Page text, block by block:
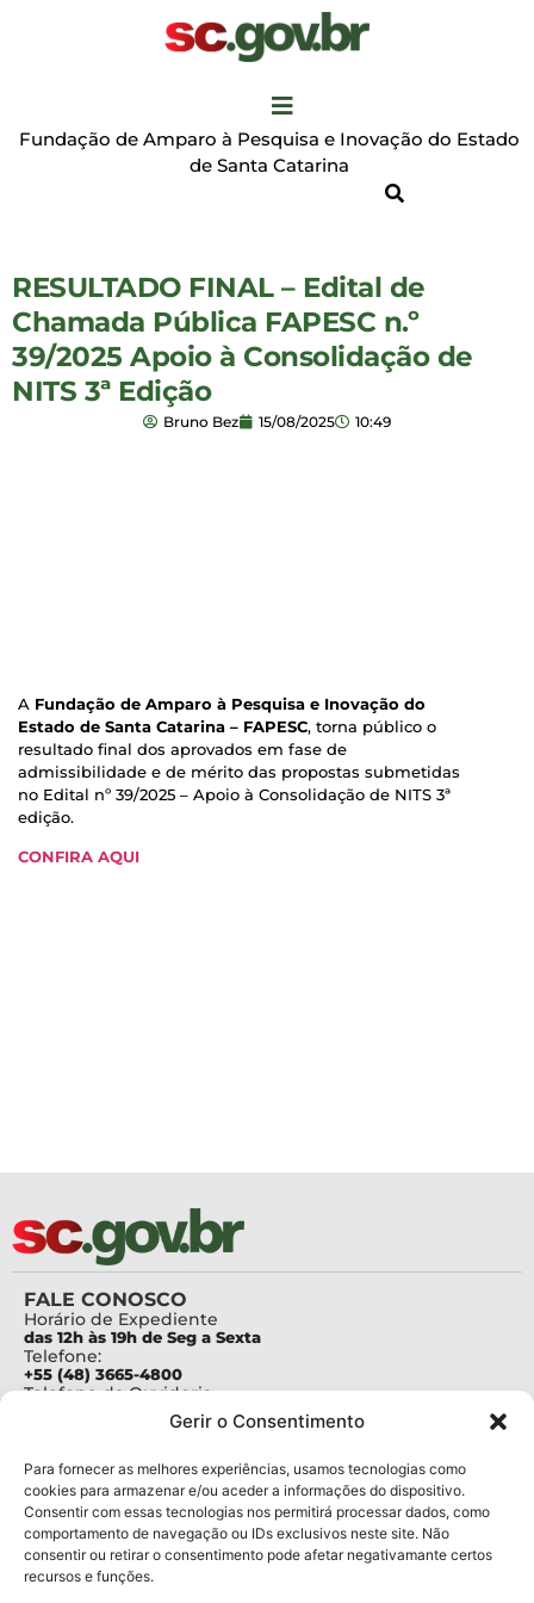
Gerir o Consentimento
Para fornecer as melhores experiências, usamos tecnologias como
cookies para armazenar e/ou aceder a informações do dispositivo.
Consentir com essas tecnologias nos permitirá processar dados, como
comportamento de navegação ou IDs exclusivos neste site. Não
consentir ou retirar o consentimento pode afetar negativamante certos
recursos e funções.
Fundação de Amparo à Pesquisa e Inovação do Estado
de Santa Catarina
RESULTADO FINAL – Edital de
Chamada Pública FAPESC n.º
39/2025 Apoio à Consolidação de
NITS 3ª Edição
Bruno Bez 15/08/2025 10:49
A Fundação de Amparo à Pesquisa e Inovação do
Estado de Santa Catarina – FAPESC, torna público o
resultado final dos aprovados em fase de
admissibilidade e de mérito das propostas submetidas
no Edital nº 39/2025 – Apoio à Consolidação de NITS 3ª
edição.
CONFIRA AQUI
FALE CONOSCO
Horário de Expediente
das 12h às 19h de Seg a Sexta
Telefone:
+55 (48) 3665-4800
Telefone da Ouvidoria
Para assuntos relacionados à Pesquisa
pesquisa@fapesc.sc.gov.br
Para assuntos relacionados à Inovação
inovacao@fapesc.sc.gov.br
Para assuntos relacionados à Bolsas
bolsas@fapesc.sc.gov.br
Para assuntos relacionados à Prestação de Contas